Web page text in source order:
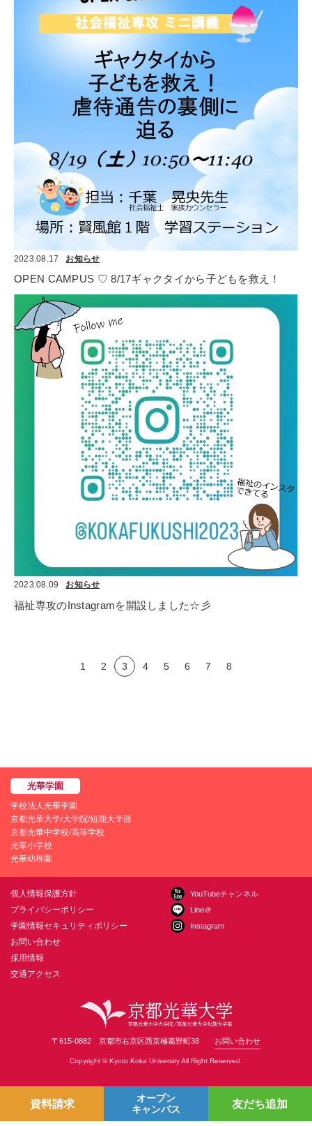
2023.08.17 お知らせ
OPEN CAMPUS ♡ 8/17ギャクタイから子どもを救え！
2023.08.09 お知らせ
福祉専攻のInstagramを開設しました☆彡
1 2 3 4 5 6 7 8
学校法人光華学園
京都光華大学/大学院/短期大学部
京都光華中学校/高等学校
光華小学校
光華幼稚園
個人情報保護方針
プライバシーポリシー
学園情報セキュリティポリシー
お問い合わせ
採用情報
交通アクセス
YouTubeチャンネル
Line＠
Instagram
〒615-0882 京都市右京区西京極葛野町38 お問い合わせ
Copyright © Kyoto Koka University All Right Reserved.
資料請求
オープン
キャンパス
友だち追加